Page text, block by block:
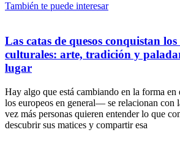
También te puede interesar
Las catas de quesos conquistan los
culturales: arte, tradición y
lugar
Hay algo que está cambiando en la forma
los europeos en general— se relacionan con
vez más personas quieren entender lo que
descubrir sus matices y compartir esa